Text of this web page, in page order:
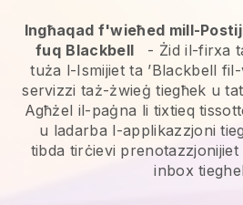
Ingħaqad f'wieħed mill-
fuq Blackbell - Żid il-firxa
tuża l-Ismijiet ta ’Blackbell
servizzi taż-żwieġ tiegħek u
Agħżel il-paġna li tixtieq
u ladarba l-applikazzjoni
tibda tirċievi
inbox